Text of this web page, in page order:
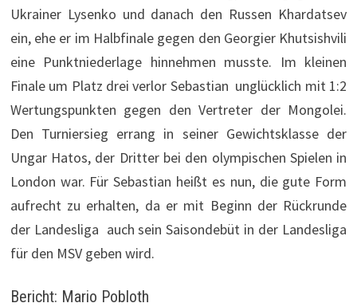
Ukrainer Lysenko und danach den Russen Khardatsev
ein, ehe er im Halbfinale gegen den Georgier Khutsishvili
eine Punktniederlage hinnehmen musste. Im kleinen
Finale um Platz drei verlor Sebastian unglücklich mit 1:2
Wertungspunkten gegen den Vertreter der Mongolei.
Den Turniersieg errang in seiner Gewichtsklasse der
Ungar Hatos, der Dritter bei den olympischen Spielen in
London war. Für Sebastian heißt es nun, die gute Form
aufrecht zu erhalten, da er mit Beginn der Rückrunde
der Landesliga auch sein Saisondebüt in der Landesliga
für den MSV geben wird.
Bericht: Mario Pobloth